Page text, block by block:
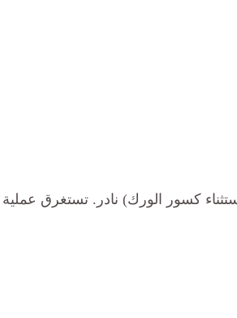
كسور الورك) نادر. تستغرق عملية